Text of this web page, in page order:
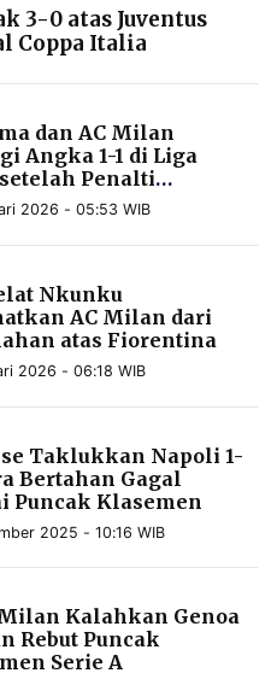
3-0 atas Juventus
Coppa Italia
dan AC Milan
Angka 1-1 di Liga
Penalti
2026 - 05:53 WIB
Nkunku
AC Milan dari
atas Fiorentina
2026 - 06:18 WIB
Taklukkan Napoli 1-
Bertahan Gagal
Puncak Klasemen
2025 - 10:16 WIB
Kalahkan Genoa
Rebut Puncak
Serie A